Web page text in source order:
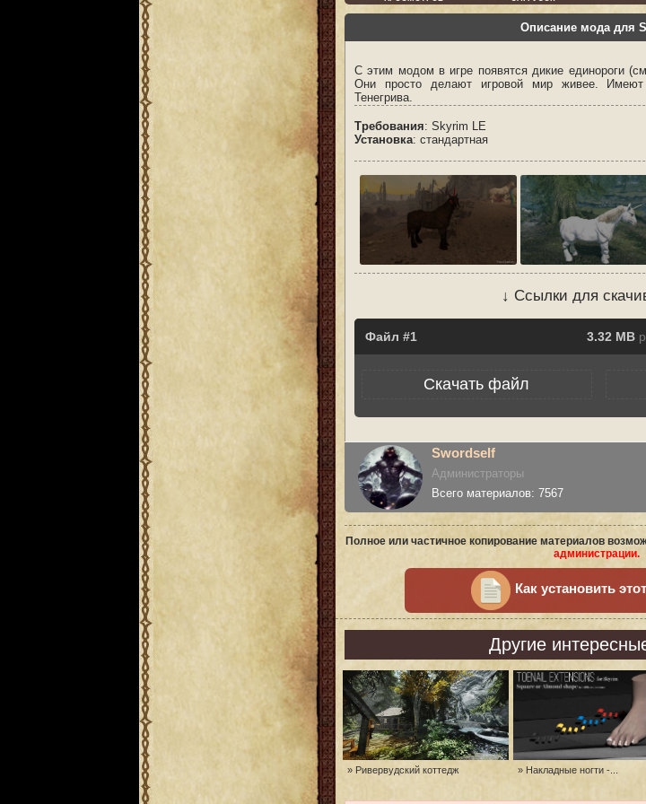
Описание мода для
С этим модом в игре появятся дикие единороги
Они просто делают игровой мир живее. Имеют
Тенегрива.
Требования: Skyrim LE
Установка: стандартная
↓ Ссылки для
Файл 3.32 MB
Скачать файл
Swordself
Администраторы
Всего материалов: 7567
Полное или частичное копирование материалов
администрации.
Как установить
Другие
» Ривервудский коттедж » Накладные ногти -...